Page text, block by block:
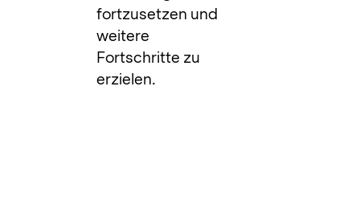
fortzusetzen und
weitere
Fortschritte zu
erzielen.